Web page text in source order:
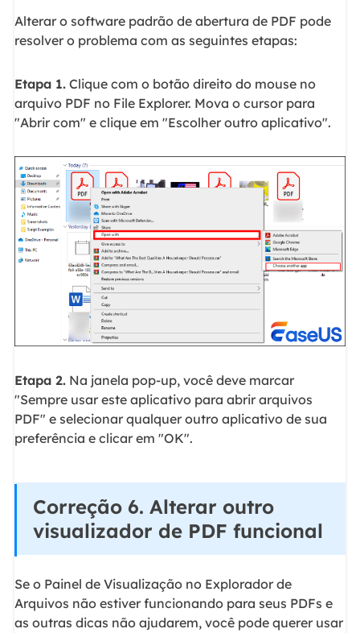
Alterar o software padrão de abertura de PDF pode
resolver o problema com as seguintes etapas:
Etapa 1.Clique com o botão direito do mouse no
arquivo PDF no File Explorer. Mova o cursor para
"Abrir com" e clique em "Escolher outro aplicativo".
Etapa 2.Na janela pop-up, você deve marcar
"Sempre usar este aplicativo para abrir arquivos
PDF" e selecionar qualquer outro aplicativo de sua
preferência e clicar em "OK".
Correção 6. Alterar outro
visualizador de PDF funcional
Se o Painel de Visualização no Explorador de
Arquivos não estiver funcionando para seus PDFs e
as outras dicas não ajudarem, você pode querer usar